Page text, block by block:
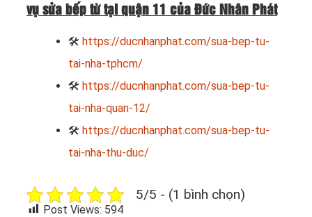
vụ sửa bếp từ tại quận 11 của Đức Nhân Phát
🛠 https://ducnhanphat.com/sua-bep-tu-
tai-nha-tphcm/
🛠 https://ducnhanphat.com/sua-bep-tu-
tai-nha-quan-12/
🛠 https://ducnhanphat.com/sua-bep-tu-
tai-nha-thu-duc/
5/5 - (1 bình chọn)
Post Views: 594